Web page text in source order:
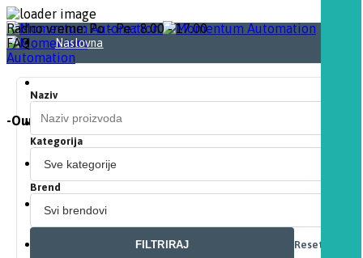
-Our Automation. Your Momentum-
Radno vreme: Po - Pe : 8.00 - 17.00
FAQ
Naslovna
Proizvodi
Download
Partneri
Naziv
Kategorija
Brend
FILTRIRAJ Resetuj